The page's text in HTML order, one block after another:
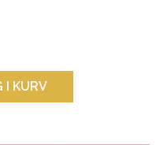
I KURV